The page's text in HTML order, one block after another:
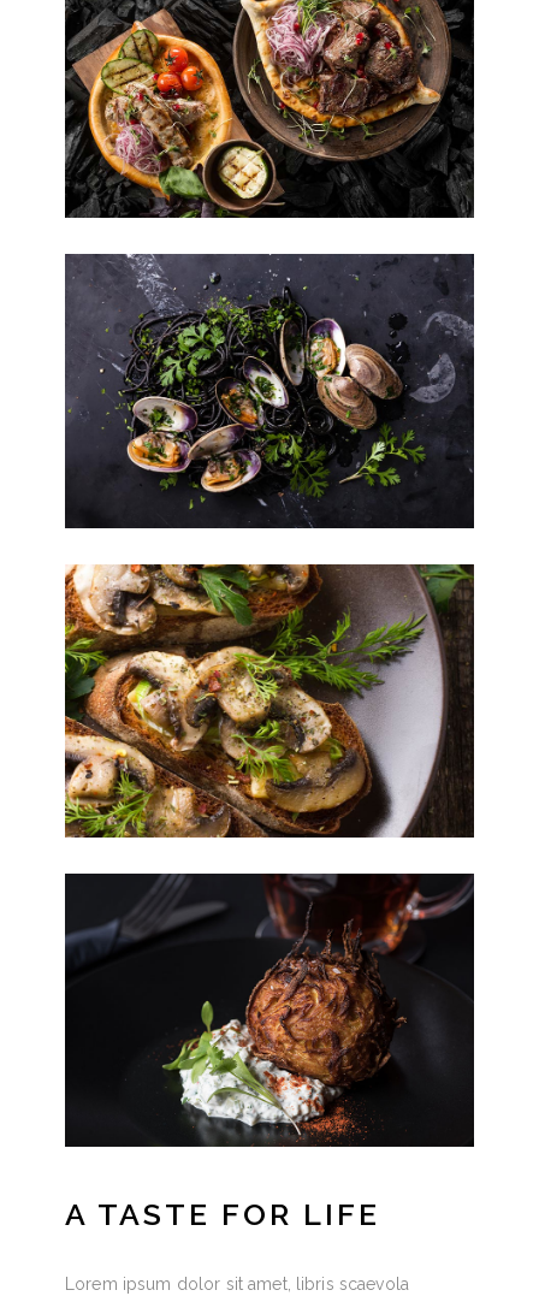
A TASTE FOR LIFE
Lorem ipsum dolor sit amet, libris scaevola